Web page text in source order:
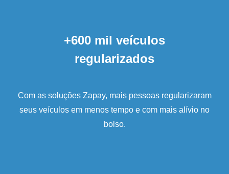
+600 mil veículos
regularizados
Com as soluções Zapay, mais pessoas regularizaram
seus veículos em menos tempo e com mais alívio no
bolso.